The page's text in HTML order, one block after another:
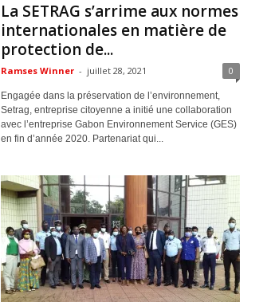
La SETRAG s’arrime aux normes
internationales en matière de
protection de...
Ramses Winner - juillet 28, 2021 0
Engagée dans la préservation de l’environnement,
Setrag, entreprise citoyenne a initié une collaboration
avec l’entreprise Gabon Environnement Service (GES)
en fin d’année 2020. Partenariat qui...